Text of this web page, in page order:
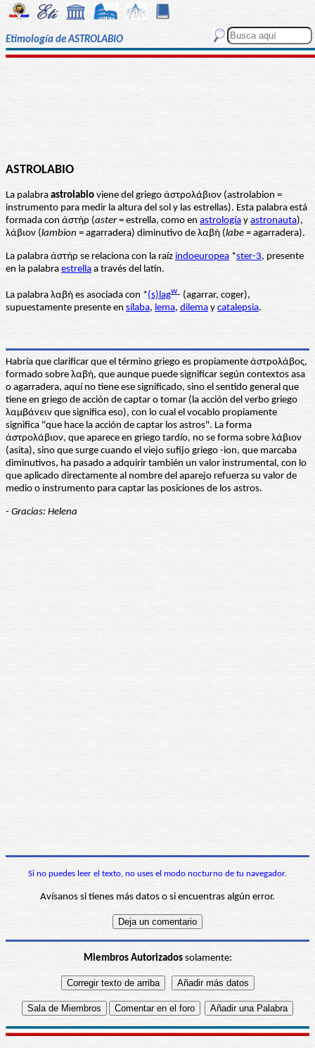
Etimología de ASTROLABIO
ASTROLABIO
La palabra astrolabio viene del griego ἀστρολάβιον (astrolabion =
instrumento para medir la altura del sol y las estrellas). Esta palabra está
formada con ἀστήρ (aster= estrella, como en astrología y astronauta),
λάβιον (lambion = agarradera) diminutivo de λαβή (labe = agarradera).
La palabra ἀστήρ se relaciona con la raíz indoeuropea *ster-3, presente
en la palabra estrella a través del latín.
La palabra λαβή es asociada con *(s)lagw- (agarrar, coger),
supuestamente presente en sílaba, lema, dilema y catalepsia.
Habría que clarificar que el término griego es propiamente ἀστρολάβος,
formado sobre λαβή, que aunque puede significar según contextos asa
o agarradera, aquí no tiene ese significado, sino el sentido general que
tiene en griego de acción de captar o tomar (la acción del verbo griego
λαμβάνειν que significa eso), con lo cual el vocablo propiamente
significa "que hace la acción de captar los astros". La forma
ἀστρολάβιον, que aparece en griego tardío, no se forma sobre λάβιον
(asita), sino que surge cuando el viejo sufijo griego -ion, que marcaba
diminutivos, ha pasado a adquirir también un valor instrumental, con lo
que aplicado directamente al nombre del aparejo refuerza su valor de
medio o instrumento para captar las posiciones de los astros.
- Gracias: Helena
Si no puedes leer el texto, no uses el modo nocturno de tu navegador.
Avísanos si tienes más datos o si encuentras algún error.
Miembros Autorizadossolamente: